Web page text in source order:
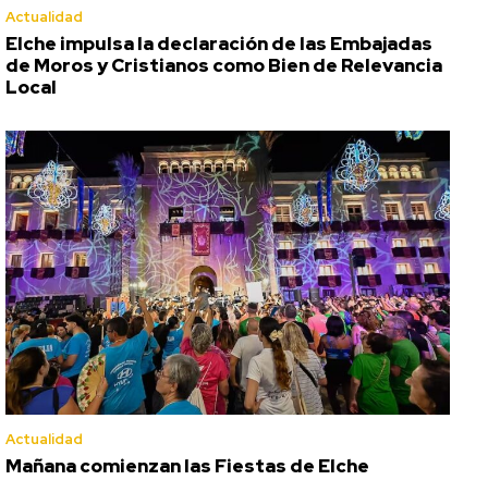
Actualidad
Elche impulsa la declaración de las Embajadas
de Moros y Cristianos como Bien de Relevancia
Local
Actualidad
Mañana comienzan las Fiestas de Elche